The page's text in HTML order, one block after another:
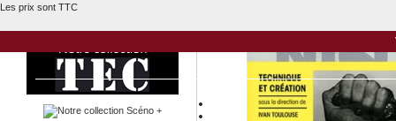
Les prix sont TTC